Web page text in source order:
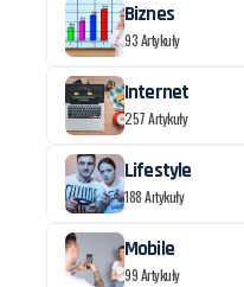
Biznes
93 Artykuły
Internet
257 Artykuły
Lifestyle
188 Artykuły
Mobile
99 Artykuły